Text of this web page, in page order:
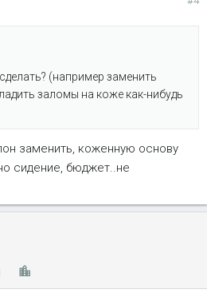
(например заменить
заломы на коже как-нибудь
заменить, коженную основу
сидение, бюджет..не